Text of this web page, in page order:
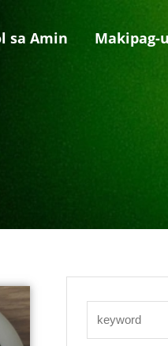
sa Amin Makipag-